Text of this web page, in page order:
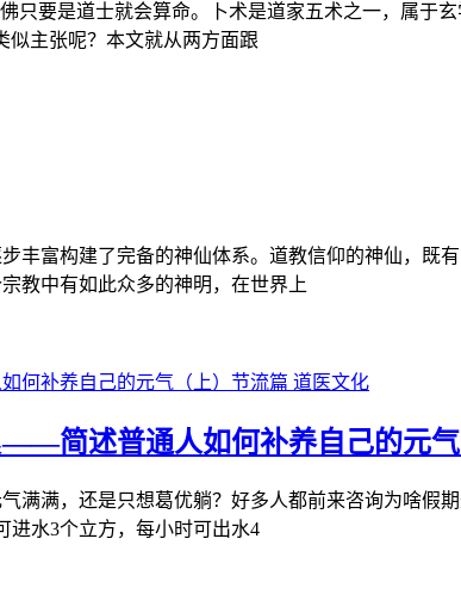
只要是道士就会算命。卜术是道家五术之一，属于
似主张呢？本文就从两方面跟
丰富构建了完备的神仙体系。道教信仰的神仙，既
教中有如此众多的神明，在世界上
道医文化
简述普通人如何补养自己的元
满满，还是只想葛优躺？好多人都前来咨询为啥假
进水3个立方，每小时可出水4